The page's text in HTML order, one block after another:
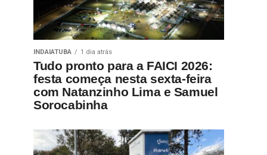
INDAIATUBA 1 dia atrás
Tudo pronto para a FAICI 2026:
festa começa nesta sexta-feira
com Natanzinho Lima e Samuel
Sorocabinha